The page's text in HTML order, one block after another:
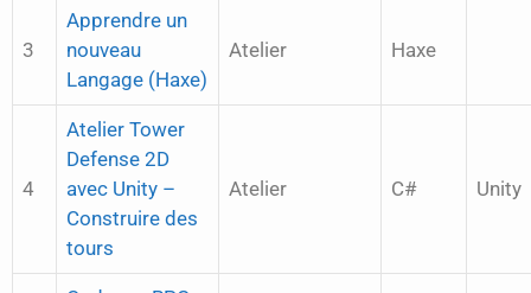
3
Apprendre un
nouveau
Langage (Haxe)
Atelier Haxe
4
Atelier Tower
Defense 2D
avec Unity –
Construire des
tours
Atelier C# Unity